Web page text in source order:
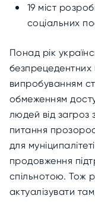
19 міст
соціальних
Понад рік
безпрецедентних
випробуванням
обмеженням
людей від
питання
для
продовження
спільнотою. Тож
актуалізувати